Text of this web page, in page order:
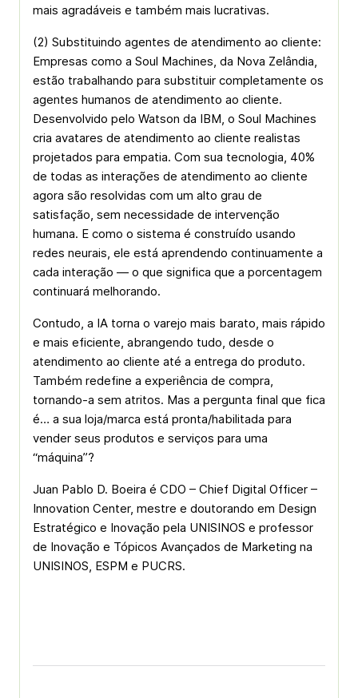
mais agradáveis e também mais lucrativas.
(2) Substituindo agentes de atendimento ao cliente:
Empresas como a Soul Machines, da Nova Zelândia,
estão trabalhando para substituir completamente os
agentes humanos de atendimento ao cliente.
Desenvolvido pelo Watson da IBM, o Soul Machines
cria avatares de atendimento ao cliente realistas
projetados para empatia. Com sua tecnologia, 40%
de todas as interações de atendimento ao cliente
agora são resolvidas com um alto grau de
satisfação, sem necessidade de intervenção
humana. E como o sistema é construído usando
redes neurais, ele está aprendendo continuamente a
cada interação — o que significa que a porcentagem
continuará melhorando.
Contudo, a IA torna o varejo mais barato, mais rápido
e mais eficiente, abrangendo tudo, desde o
atendimento ao cliente até a entrega do produto.
Também redefine a experiência de compra,
tornando-a sem atritos. Mas a pergunta final que fica
é… a sua loja/marca está pronta/habilitada para
vender seus produtos e serviços para uma
“máquina”?
Juan Pablo D. Boeira é CDO – Chief Digital Officer –
Innovation Center, mestre e doutorando em Design
Estratégico e Inovação pela UNISINOS e professor
de Inovação e Tópicos Avançados de Marketing na
UNISINOS, ESPM e PUCRS.